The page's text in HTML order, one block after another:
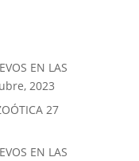
EN LAS
2023
27
EN LAS